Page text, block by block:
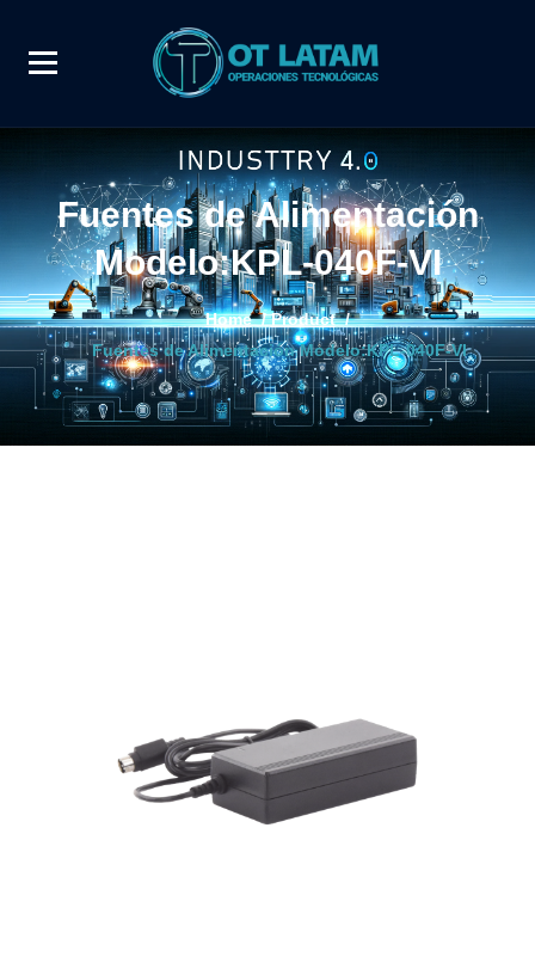
Fuentes de Alimentación
Modelo:KPL-040F-VI
Home/Product/
Fuentes de Alimentación Modelo:KPL-040F-VI